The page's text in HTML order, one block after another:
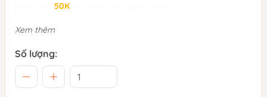
50K
Xem thêm
Số lượng: